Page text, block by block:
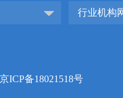
行业机构
京ICP备18021518号